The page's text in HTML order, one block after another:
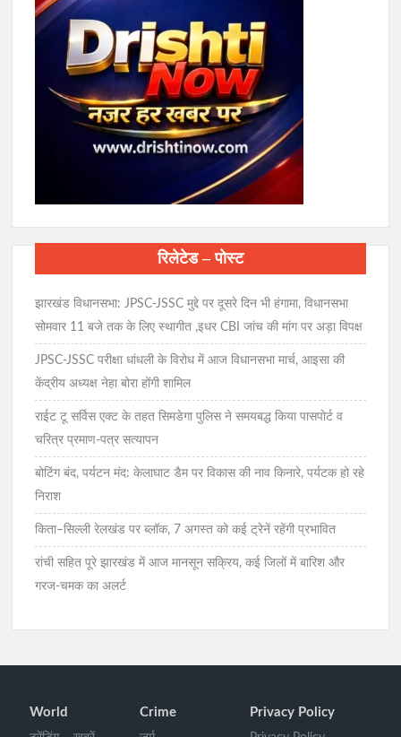
रिलेटेड – पोस्ट
झारखंड विधानसभा: JPSC-JSSC मुद्दे पर दूसरे दिन भी हंगामा, विधानसभा
सोमवार 11 बजे तक के लिए स्थागीत ,इधर CBI जांच की मांग पर अड़ा विपक्ष
JPSC-JSSC परीक्षा धांधली के विरोध में आज विधानसभा मार्च, आइसा की
केंद्रीय अध्यक्ष नेहा बोरा होंगी शामिल
राईट टू सर्विस एक्ट के तहत सिमडेगा पुलिस ने समयबद्ध किया पासपोर्ट व
चरित्र प्रमाण-पत्र सत्यापन
बोटिंग बंद, पर्यटन मंद: केलाघाट डैम पर विकास की नाव किनारे, पर्यटक हो रहे
निराश
किता–सिल्ली रेलखंड पर ब्लॉक, 7 अगस्त को कई ट्रेनें रहेंगी प्रभावित
रांची सहित पूरे झारखंड में आज मानसून सक्रिय, कई जिलों में बारिश और
गरज-चमक का अलर्ट
World Crime Privacy Policy